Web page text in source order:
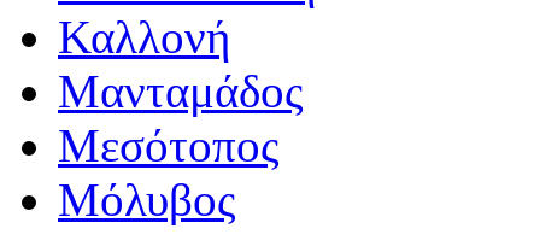
Καλλονή
Μανταμάδος
Μεσότοπος
Μόλυβος